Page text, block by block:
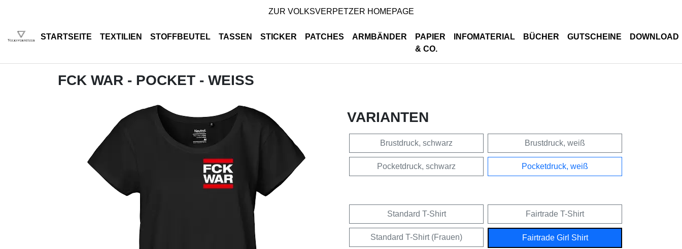
ZUR VOLKSVERPETZER HOMEPAGE
STARTSEITE TEXTILIEN STOFFBEUTEL TASSEN STICKER PATCHES ARMBÄNDER
PAPIER
& CO.
INFOMATERIAL BÜCHER GUTSCHEINE DOWNLOAD
FCK WAR - POCKET - WEISS
VARIANTEN
Brustdruck, schwarz Brustdruck, weiß
Pocketdruck, schwarz Pocketdruck, weiß
Standard T-Shirt Fairtrade T-Shirt
Standard T-Shirt (Frauen) Fairtrade Girl Shirt